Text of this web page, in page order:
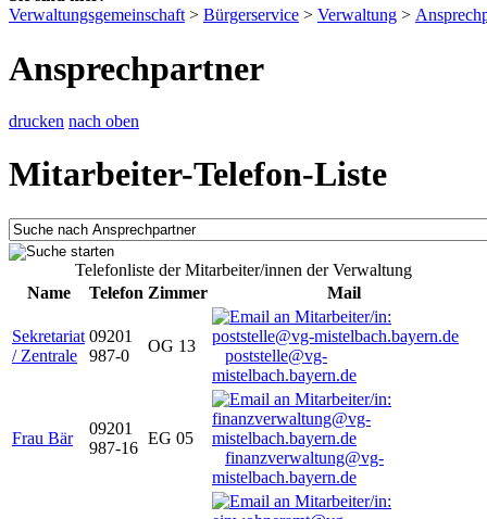
Verwaltungsgemeinschaft > Bürgerservice > Verwaltung >
Ansprechpartner
drucken nach oben
Mitarbeiter-Telefon-Liste
Telefonliste der Mitarbeiter/innen der Verwaltung
Name
Telefon Zimmer Mail
Sekretariat
/ Zentrale
09201
987-0
OG 13
poststelle@vg-
mistelbach.bayern.de
Frau Bär
09201
987-16
EG 05
finanzverwaltung@vg-
mistelbach.bayern.de